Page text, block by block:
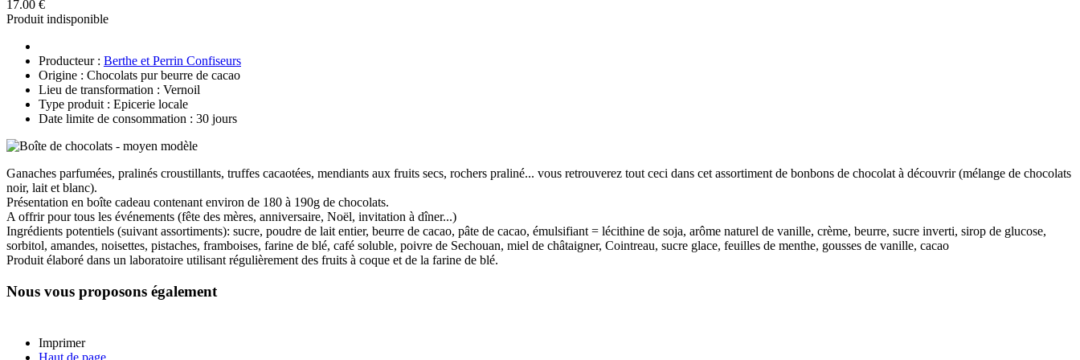
17.00 €
Produit indisponible
Producteur : Berthe et Perrin Confiseurs
Origine : Chocolats pur beurre de cacao
Lieu de transformation : Vernoil
Type produit : Epicerie locale
Date limite de consommation : 30 jours
Ganaches parfumées, pralinés croustillants, truffes cacaotées, mendiants aux fruits secs, rochers praliné... vous retrouverez tout ceci dans cet assortiment de bonbons de chocolat à découvrir (mélange de chocolats
noir, lait et blanc).
Présentation en boîte cadeau contenant environ de 180 à 190g de chocolats.
A offrir pour tous les événements (fête des mères, anniversaire, Noël, invitation à dîner...)
Ingrédients potentiels (suivant assortiments): sucre, poudre de lait entier, beurre de cacao, pâte de cacao, émulsifiant = lécithine de soja, arôme naturel de vanille, crème, beurre, sucre inverti, sirop de glucose,
sorbitol, amandes, noisettes, pistaches, framboises, farine de blé, café soluble, poivre de Sechouan, miel de châtaigner, Cointreau, sucre glace, feuilles de menthe, gousses de vanille, cacao
Produit élaboré dans un laboratoire utilisant régulièrement des fruits à coque et de la farine de blé.
Nous vous proposons également
Imprimer